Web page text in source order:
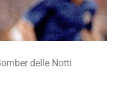
delle Notti